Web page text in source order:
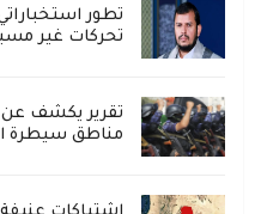
تطور
تحركات غير
مناطق سيطرة